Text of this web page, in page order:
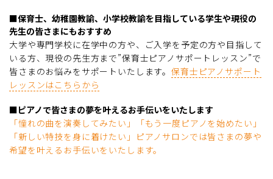
■保育士、幼稚園教諭、小学校教諭を目指している学生や現役の
先生の皆さまにもおすすめ
大学や専門学校に在学中の方や、ご入学を予定の方や目指して
いる方、現役の先生方まで”保育士ピアノサポートレッスン”で
皆さまのお悩みをサポートいたします。保育士ピアノサポート
レッスンはこちらから
■ピアノで皆さまの夢を叶えるお手伝いをいたします
「憧れの曲を演奏してみたい」「もう一度ピアノを始めたい」
「新しい特技を身に着けたい」ピアノサロンでは皆さまの夢や
希望を叶えるお手伝いをいたします。